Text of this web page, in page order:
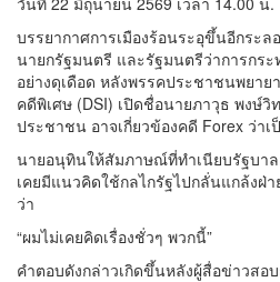
บรรยากาศการเมืองร้อนระอุขึ้นอีกระ
นายกรัฐมนตรี และรัฐมนตรีว่าการกร
อย่างดุเดือด หลังพรรคประชาชนพยา
คดีพิเศษ (DSI) เปิดชื่อนายภาวุธ พงษ์
ประชาชน อาจเกี่ยวข้องคดี Forex ว่าเ
นายอนุทินให้สัมภาษณ์ที่ทำเนียบรัฐบา
เคยมีแนวคิดใช้กลไกรัฐไปกลั่นแกล้งฝ่
ว่า
“ผมไม่เคยคิดเรื่องชั่วๆ พวกนี้”
คำตอบดังกล่าวเกิดขึ้นหลังผู้สื่อข่าวสอ